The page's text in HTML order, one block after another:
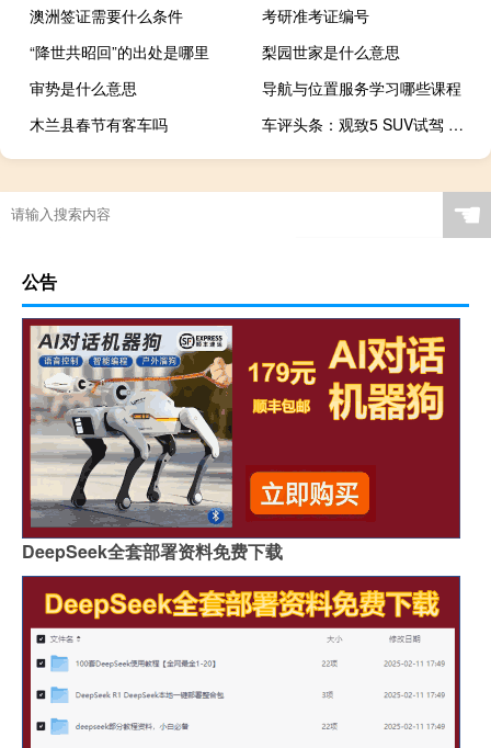
澳洲签证需要什么条件
考研准考证编号
“降世共昭回”的出处是哪里
梨园世家是什么意思
审势是什么意思
导航与位置服务学习哪些课程
木兰县春节有客车吗
车评头条：观致5 SUV试驾 找条山路一探欧洲味儿根源
☚
公告
DeepSeek全套部署资料免费下载